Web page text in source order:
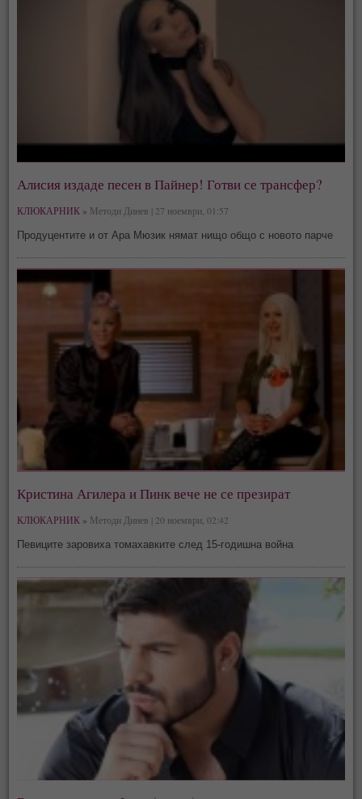
Алисия издаде песен в Пайнер! Готви се трансфер?
КЛЮКАРНИК » Методи Динев | 27 ноември, 01:57
Продуцентите и от Ара Мюзик нямат нищо общо с новото парче
Кристина Агилера и Пинк вече не се презират
КЛЮКАРНИК » Методи Динев | 20 ноември, 02:42
Певиците заровиха томахавките след 15-годишна война